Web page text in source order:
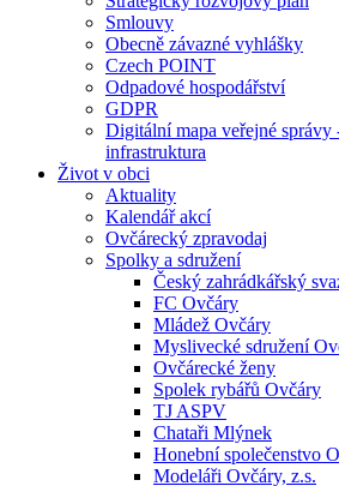
Smlouvy
Obecně závazné vyhlášky
Czech POINT
Odpadové hospodářství
GDPR
Digitální mapa veřejné správy
infrastruktura
Život v obci
Aktuality
Kalendář akcí
Ovčárecký zpravodaj
Spolky a sdružení
Český zahrádkářský
FC Ovčáry
Mládež Ovčáry
Myslivecké sdružení
Ovčárecké ženy
Spolek rybářů Ovčáry
TJ ASPV
Chataři Mlýnek
Honební společenstvo
Modeláři Ovčáry, z.s.